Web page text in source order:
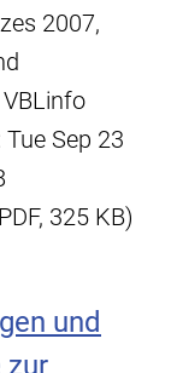
2007,
Sep 23
325 KB)
und
zur